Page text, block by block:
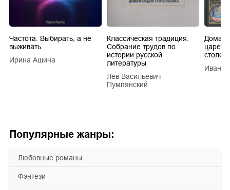
Популярные жанры:
любовные романы
фэнтези
Частота. Выбирать, а не
выживать.
Ирина Ашина
Классическая традиция.
Собрание трудов по
истории русской
литературы
Лев Васильевич
Пумпянский
царей
Иван